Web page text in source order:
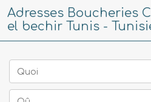
Adresses Boucheries
el bechir Tunis -
Quoi